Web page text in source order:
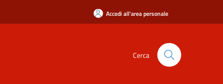
Accedi all'area personale
Cerca